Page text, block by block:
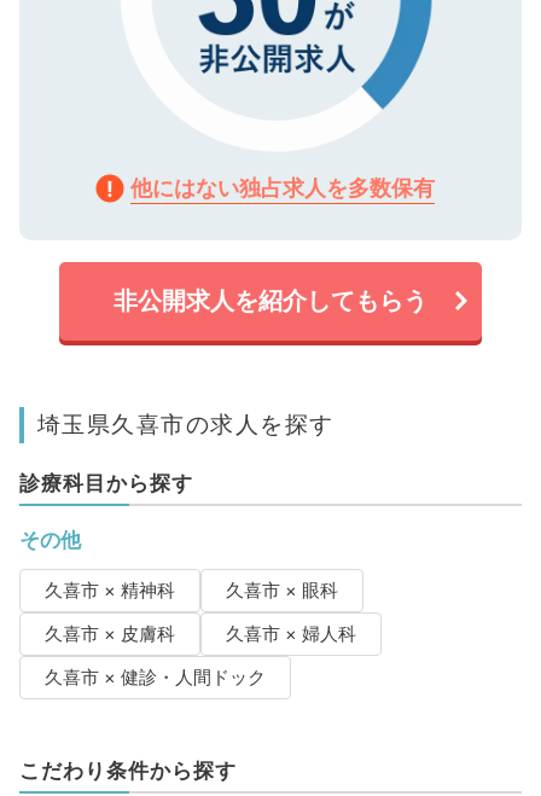
他にはない独占求人を多数保有
非公開求人を紹介してもらう
埼玉県久喜市の求人を探す
診療科目から探す
その他
久喜市 × 精神科
久喜市 × 眼科
久喜市 × 皮膚科
久喜市 × 婦人科
久喜市 × 健診・人間ドック
こだわり条件から探す